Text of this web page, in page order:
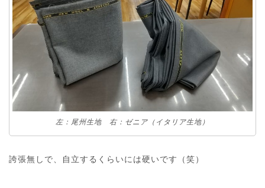
左：尾州生地 右：ゼニア（イタリア生地）
誇張無しで、自立するくらいには硬いです（笑）